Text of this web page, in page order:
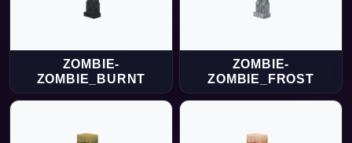
ZOMBIE-
ZOMBIE_BURNT
ZOMBIE-
ZOMBIE_FROST